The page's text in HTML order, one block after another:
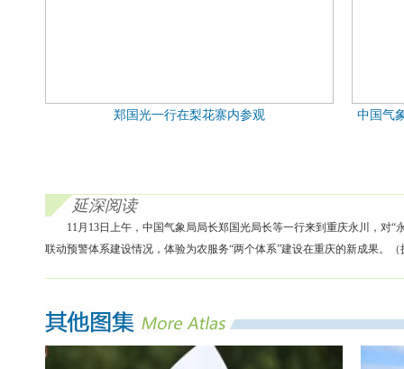
郑国光一行在梨花寨内参观 中国气
延深阅读
11月13日上午，中国气象局局长郑国光局长等一行来到重庆永川，对
联动预警体系建设情况，体验为农服务“两个体系”建设在重庆的新成果。